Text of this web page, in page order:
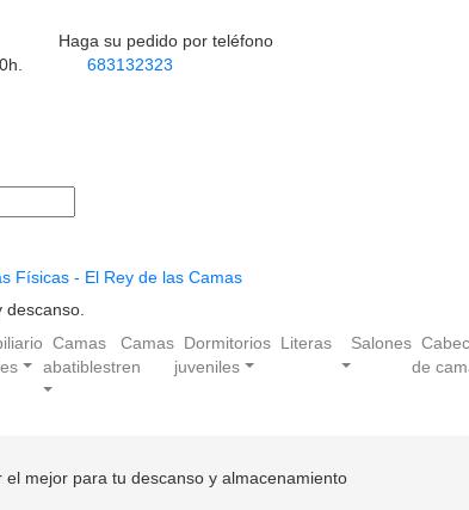
Haga su pedido por teléfono
683132323
Físicas - El Rey de las Camas
descanso.
Camas
abatibles
Camas
tren
Dormitorios
juveniles
Literas Salones
de
mejor para tu descanso y almacenamiento